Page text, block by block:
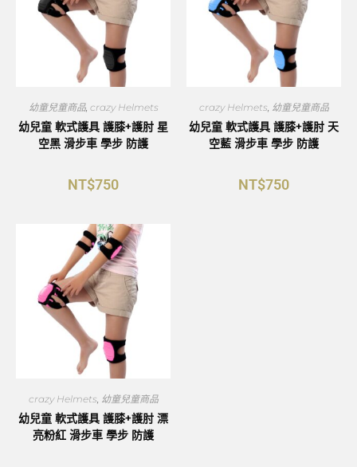
幼童兒童商品, crazy Helmets
幼兒童 軟式護具 護膝+護肘 星
空黑 滑步車 學步 防護
NT$750
crazy Helmets, 幼童兒童商品
幼兒童 軟式護具 護膝+護肘 天
空藍 滑步車 學步 防護
NT$750
crazy Helmets, 幼童兒童商品
幼兒童 軟式護具 護膝+護肘 漂
亮粉紅 滑步車 學步 防護